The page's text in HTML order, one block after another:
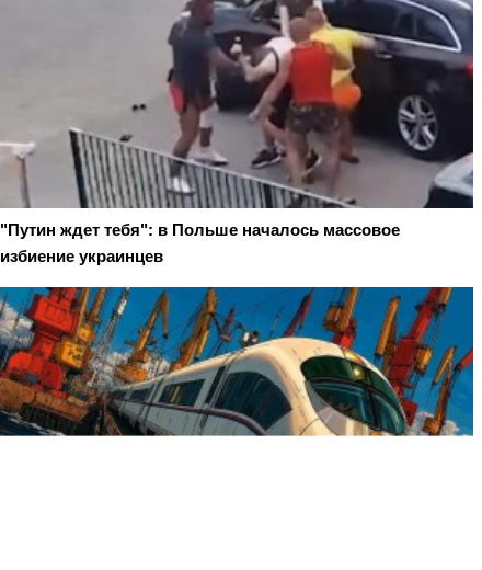
"Путин ждет тебя": в Польше началось массовое
избиение украинцев